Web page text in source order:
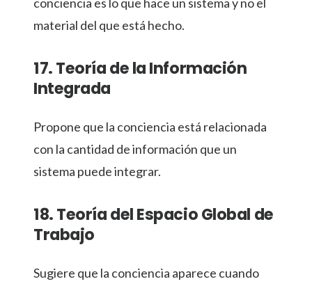
material del que está hecho.
17. Teoría de la Información
Integrada
Propone que la conciencia está relacionada
con la cantidad de información que un
sistema puede integrar.
18. Teoría del Espacio Global de
Trabajo
Sugiere que la conciencia aparece cuando